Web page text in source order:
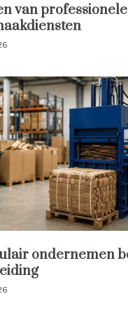
van professionele
ondernemen